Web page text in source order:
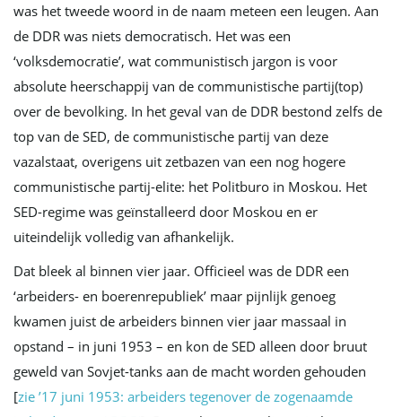
i
was het tweede woord in de naam meteen een leugen. Aan
de DDR was niets democratisch. Het was een
‘volksdemocratie’, wat communistisch jargon is voor
absolute heerschappij van de communistische partij(top)
over de bevolking. In het geval van de DDR bestond zelfs de
top van de SED, de communistische partij van deze
vazalstaat, overigens uit zetbazen van een nog hogere
communistische partij-elite: het Politburo in Moskou. Het
SED-regime was geïnstalleerd door Moskou en er
uiteindelijk volledig van afhankelijk.
Dat bleek al binnen vier jaar. Officieel was de DDR een
‘arbeiders- en boerenrepubliek’ maar pijnlijk genoeg
kwamen juist de arbeiders binnen vier jaar massaal in
opstand – in juni 1953 – en kon de SED alleen door bruut
geweld van Sovjet-tanks aan de macht worden gehouden
[zie ’17 juni 1953: arbeiders tegenover de zogenaamde